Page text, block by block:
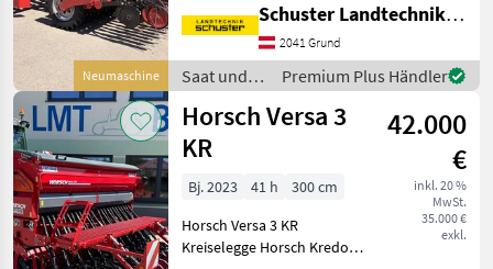
Neumaschine
Arbeitsgeschwindigkeiten
von bis zu 20 km/h und
eine präzise Saatgutablage
1. Stufe: S
Schuster Landtechnik Grund
2041 Grund
Saat und
Pflege /
Horsch
Premium Plus Händler
Horsch Versa 3
KR
42.000
€
inkl. 20 %
MwSt.
35.000 €
exkl.
Bj. 2023 41 h
300 cm
Horsch Versa 3 KR
Kreiselegge Horsch Kredo